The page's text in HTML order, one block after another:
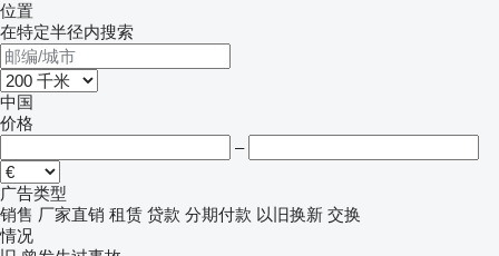
位置
在特定半径内搜索
中国
价格
–
广告类型
销售 厂家直销 租赁 贷款 分期付款 以旧换新 交换
情况